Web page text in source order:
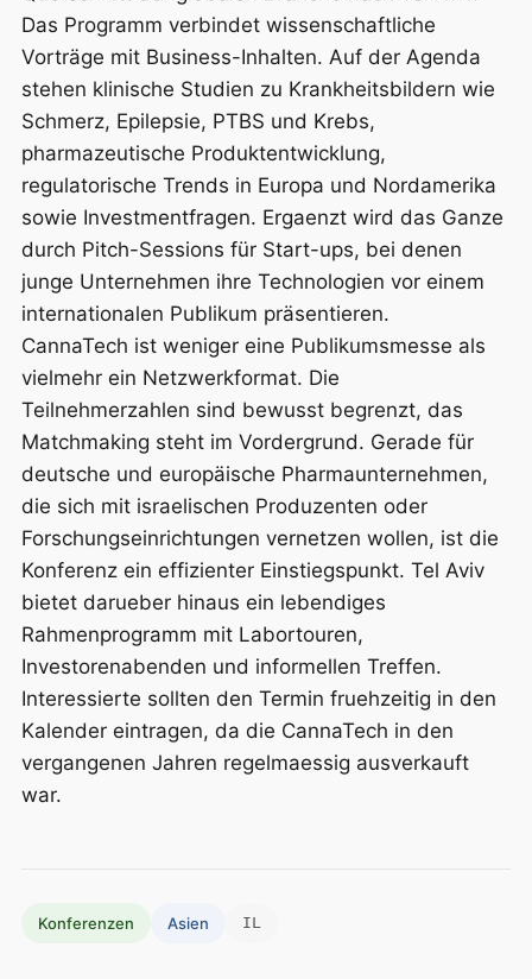
Das Programm verbindet wissenschaftliche
Vorträge mit Business-Inhalten. Auf der Agenda
stehen klinische Studien zu Krankheitsbildern wie
Schmerz, Epilepsie, PTBS und Krebs,
pharmazeutische Produktentwicklung,
regulatorische Trends in Europa und Nordamerika
sowie Investmentfragen. Ergaenzt wird das Ganze
durch Pitch-Sessions für Start-ups, bei denen
junge Unternehmen ihre Technologien vor einem
internationalen Publikum präsentieren.
CannaTech ist weniger eine Publikumsmesse als
vielmehr ein Netzwerkformat. Die
Teilnehmerzahlen sind bewusst begrenzt, das
Matchmaking steht im Vordergrund. Gerade für
deutsche und europäische Pharmaunternehmen,
die sich mit israelischen Produzenten oder
Forschungseinrichtungen vernetzen wollen, ist die
Konferenz ein effizienter Einstiegspunkt. Tel Aviv
bietet darueber hinaus ein lebendiges
Rahmenprogramm mit Labortouren,
Investorenabenden und informellen Treffen.
Interessierte sollten den Termin fruehzeitig in den
Kalender eintragen, da die CannaTech in den
vergangenen Jahren regelmaessig ausverkauft
war.
Konferenzen Asien IL